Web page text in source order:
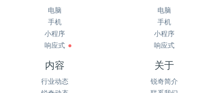
电脑
手机
小程序
响应式
电脑
手机
小程序
响应式
内容
行业动态
关于
锐奇简介